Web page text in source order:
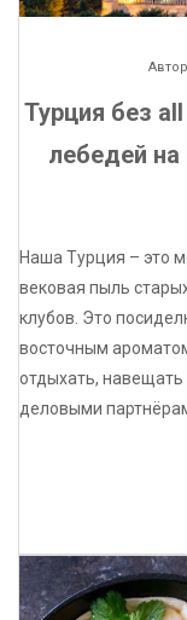
Автор
Турция без
лебедей на
Наша Турция – это
вековая пыль
клубов. Это
восточным
отдыхать, навещать
деловыми